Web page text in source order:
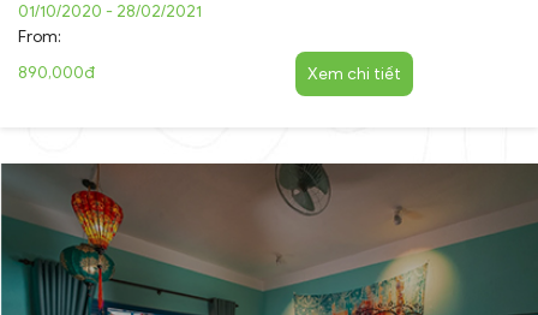
01/10/2020 - 28/02/2021
From:
890,000đ
Xem chi tiết